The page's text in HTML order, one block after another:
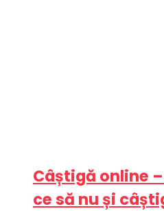
Câștigă online
ce să nu și